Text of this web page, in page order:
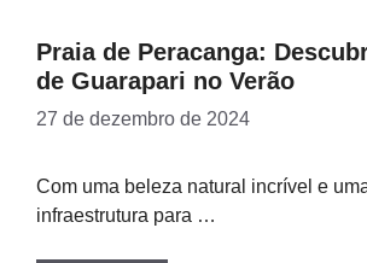
Praia de Peracanga:
de Guarapari no Verão
27 de dezembro de 2024
Com uma beleza natural incrível e
infraestrutura para …